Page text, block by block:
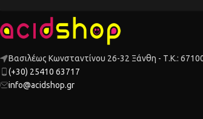
Βασιλέως Κωνσταντίνου 26-32 Ξάνθη - Τ.Κ.:
(+30) 25410 63717
info@acidshop.gr